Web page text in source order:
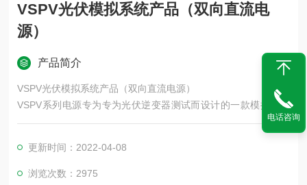
VSPV光伏模拟系统产品（双向直流电
源）
产品简介
VSPV光伏模拟系统产品（双向直流电源）
VSPV系列电源专为专为光伏逆变器测试而设计的一款模拟光伏
电池阵列板的各种静、动态特性的测试电源。能够模拟太阳能电
工作状态，满足对光伏逆变器的各种行业标准动态MPPT测试需
求。能够提供准确性和灵活性。
更新时间：2022-04-08
浏览次数：2975
电话咨询